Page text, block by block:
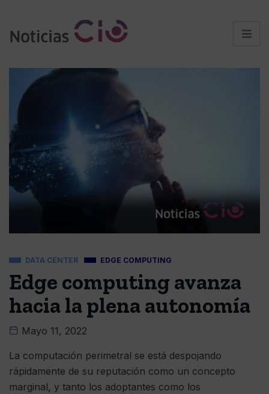
DATA CENTER EDGE COMPUTING
Edge computing avanza
hacia la plena autonomía
Mayo 11, 2022
La computación perimetral se está despojando
rápidamente de su reputación como un concepto
marginal, y tanto los adoptantes como los